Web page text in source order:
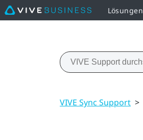
Lösungen
VIVE Sync Support >